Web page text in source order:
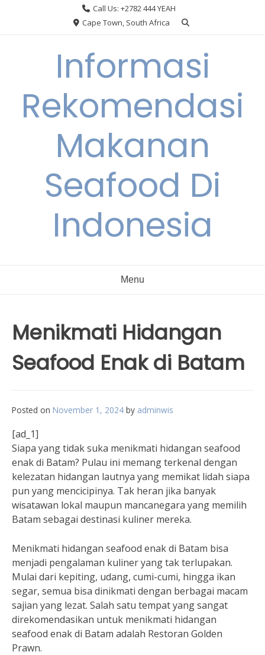
Call Us: +2782 444 YEAH
Cape Town, South Africa
Informasi
Rekomendasi
Makanan
Seafood Di
Indonesia
Menu
Menikmati Hidangan
Seafood Enak di Batam
Posted on November 1, 2024 by adminwis
[ad_1]
Siapa yang tidak suka menikmati hidangan seafood
enak di Batam? Pulau ini memang terkenal dengan
kelezatan hidangan lautnya yang memikat lidah siapa
pun yang mencicipinya. Tak heran jika banyak
wisatawan lokal maupun mancanegara yang memilih
Batam sebagai destinasi kuliner mereka.
Menikmati hidangan seafood enak di Batam bisa
menjadi pengalaman kuliner yang tak terlupakan.
Mulai dari kepiting, udang, cumi-cumi, hingga ikan
segar, semua bisa dinikmati dengan berbagai macam
sajian yang lezat. Salah satu tempat yang sangat
direkomendasikan untuk menikmati hidangan
seafood enak di Batam adalah Restoran Golden
Prawn.